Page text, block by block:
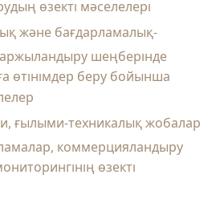
өзекті мәселелері
және бағдарламалық-
шеңберінде
өтінімдер беру бойынша
ғылыми-техникалық жобалар
коммерцияландыру
өзекті